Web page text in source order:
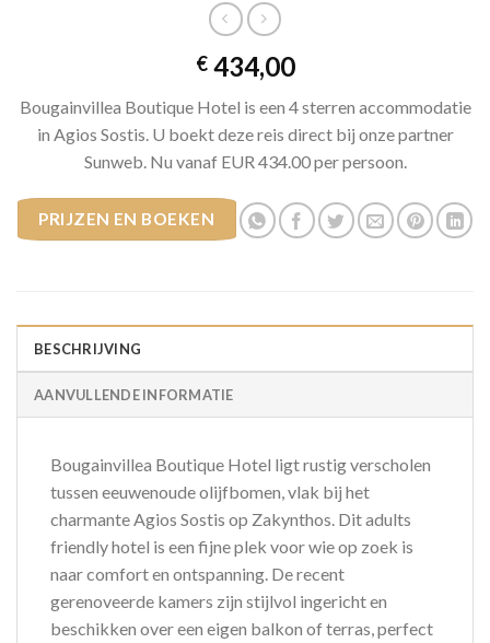
€434,00
Bougainvillea Boutique Hotel is een 4 sterren accommodatie
in Agios Sostis. U boekt deze reis direct bij onze partner
Sunweb. Nu vanaf EUR 434.00 per persoon.
PRIJZEN EN BOEKEN
BESCHRIJVING
AANVULLENDE INFORMATIE
Bougainvillea Boutique Hotel ligt rustig verscholen
tussen eeuwenoude olijfbomen, vlak bij het
charmante Agios Sostis op Zakynthos. Dit adults
friendly hotel is een fijne plek voor wie op zoek is
naar comfort en ontspanning. De recent
gerenoveerde kamers zijn stijlvol ingericht en
beschikken over een eigen balkon of terras, perfect